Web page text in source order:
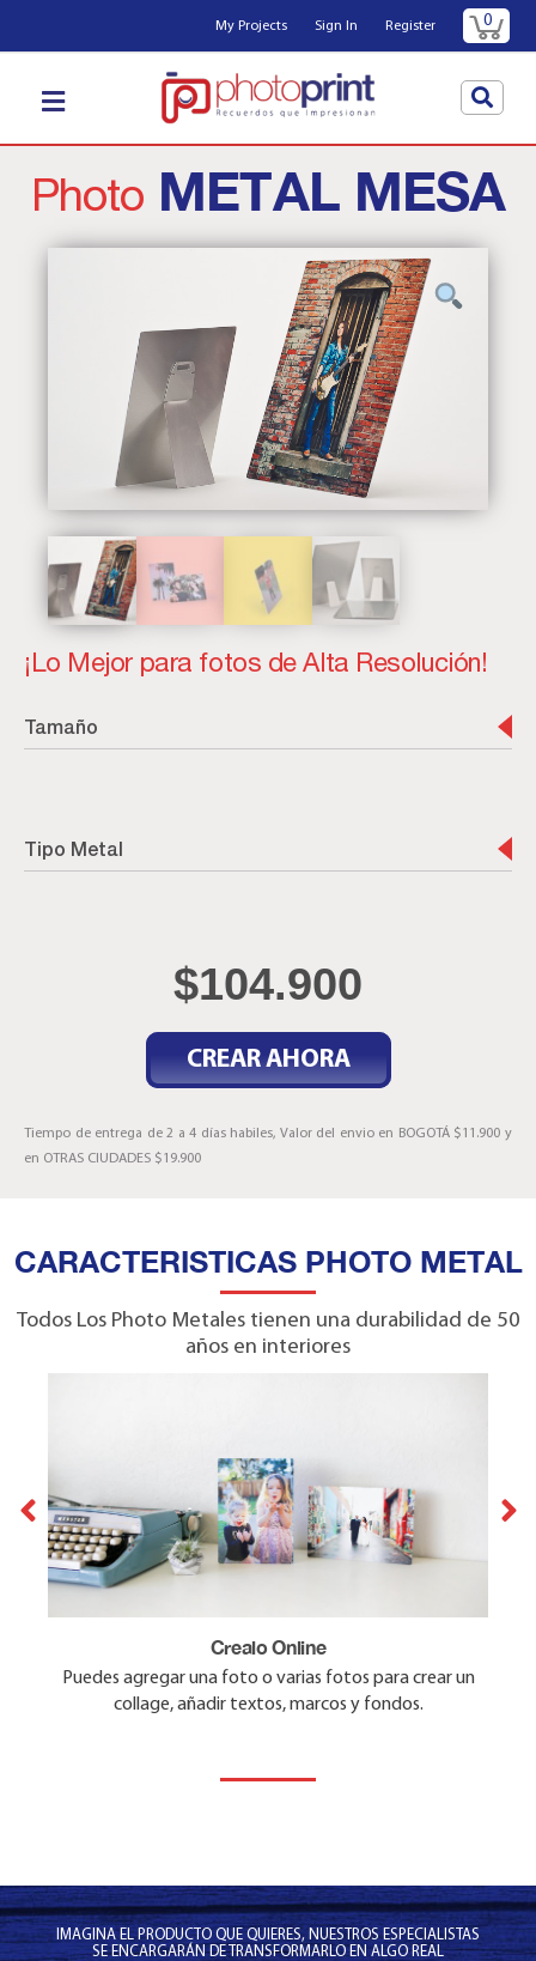
My Projects Sign In Register 0
Photo METAL MESA
¡Lo Mejor para fotos de Alta Resolución!
Tamaño
Tipo Metal
$104.900
CREAR AHORA
Tiempo de entrega de 2 a 4 días habiles, Valor del envio en BOGOTÁ $11.900 y
en OTRAS CIUDADES $19.900
CARACTERISTICAS PHOTO METAL
Todos Los Photo Metales tienen una durabilidad de 50
años en interiores
¿Por que Elegir Photo Metal?
Proceso de Sublimación en aluminio Resistente al Fuego,
Crealo Online
Puedes agregar una foto o varias fotos para crear un
collage, añadir textos, marcos y fondos.
¡Para Escritorio!
Los Photo Metal vienen listos para color sobre Mesas y
IMAGINA EL PRODUCTO QUE QUIERES, NUESTROS ESPECIALISTAS
SE ENCARGARÁN DE TRANSFORMARLO EN ALGO REAL